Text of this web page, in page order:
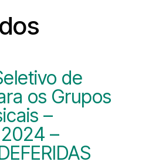
de
os Grupos
–
–